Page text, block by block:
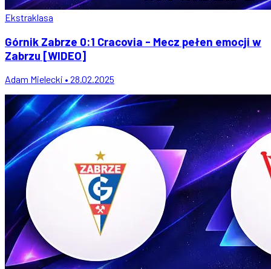
Ekstraklasa
Górnik Zabrze 0:1 Cracovia - Mecz pełen emocji w
Zabrzu [WIDEO]
Adam Mielecki • 28.02.2025